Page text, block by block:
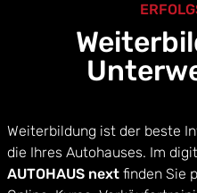
Weiterbildung ist der beste
die Ihres Autohauses. Im
AUTOHAUS next finden Sie